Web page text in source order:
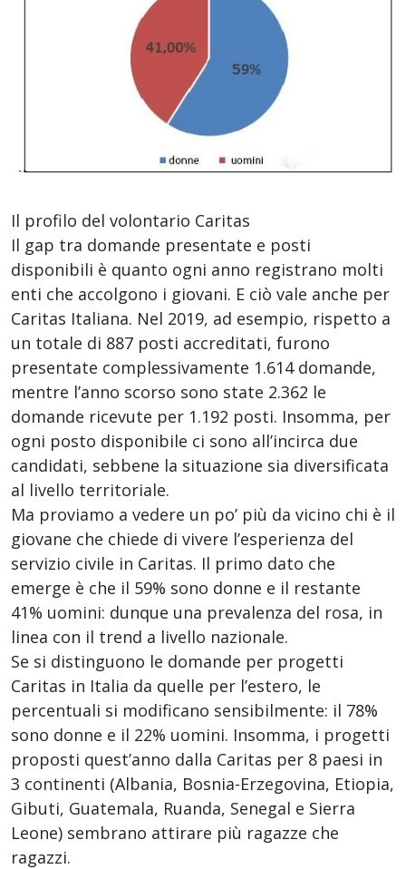
Il profilo del volontario Caritas
Il gap tra domande presentate e posti
disponibili è quanto ogni anno registrano molti
enti che accolgono i giovani. E ciò vale anche per
Caritas Italiana. Nel 2019, ad esempio, rispetto a
un totale di 887 posti accreditati, furono
presentate complessivamente 1.614 domande,
mentre l’anno scorso sono state 2.362 le
domande ricevute per 1.192 posti. Insomma, per
ogni posto disponibile ci sono all’incirca due
candidati, sebbene la situazione sia diversificata
al livello territoriale.
Ma proviamo a vedere un po’ più da vicino chi è il
giovane che chiede di vivere l’esperienza del
servizio civile in Caritas. Il primo dato che
emerge è che il 59% sono donne e il restante
41% uomini: dunque una prevalenza del rosa, in
linea con il trend a livello nazionale.
Se si distinguono le domande per progetti
Caritas in Italia da quelle per l’estero, le
percentuali si modificano sensibilmente: il 78%
sono donne e il 22% uomini. Insomma, i progetti
proposti quest’anno dalla Caritas per 8 paesi in
3 continenti (Albania, Bosnia-Erzegovina, Etiopia,
Gibuti, Guatemala, Ruanda, Senegal e Sierra
Leone) sembrano attirare più ragazze che
ragazzi.